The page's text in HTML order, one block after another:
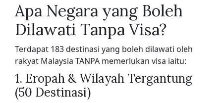
Apa Negara yang Boleh
Dilawati Tanpa Visa?
Terdapat 183 destinasi yang boleh dilawati oleh
rakyat Malaysia TANPA memerlukan visa iaitu:
1. Eropah & Wilayah Tergantung
(50 Destinasi)